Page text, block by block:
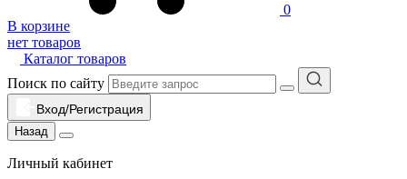
0
В корзине
нет товаров
Каталог товаров
Поиск по сайту
Вход/Регистрация
Назад
Личный кабинет